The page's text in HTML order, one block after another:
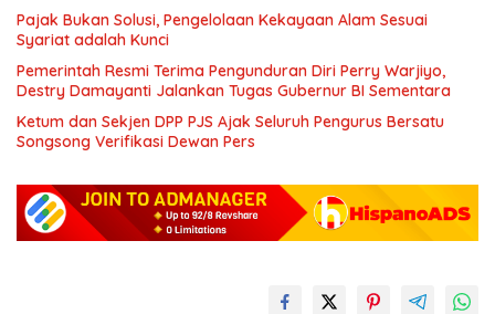
Pajak Bukan Solusi, Pengelolaan Kekayaan Alam Sesuai
Syariat adalah Kunci
Pemerintah Resmi Terima Pengunduran Diri Perry Warjiyo,
Destry Damayanti Jalankan Tugas Gubernur BI Sementara
Ketum dan Sekjen DPP PJS Ajak Seluruh Pengurus Bersatu
Songsong Verifikasi Dewan Pers